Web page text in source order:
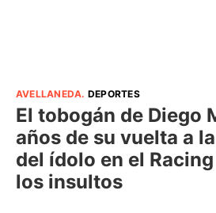
AVELLANEDA. DEPORTES
El tobogán de Diego
años de su vuelta a
del ídolo en el
los insultos